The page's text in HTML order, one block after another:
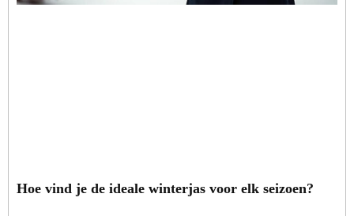
Hoe vind je de ideale winterjas voor elk seizoen?